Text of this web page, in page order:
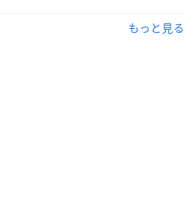
もっと見る